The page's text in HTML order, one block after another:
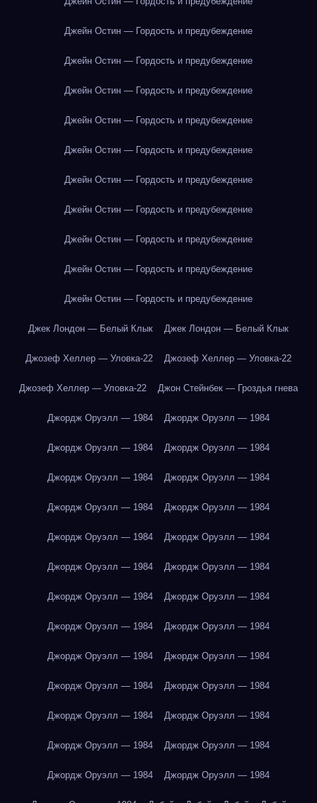
Джейн Остин — Гордость и предубеждение
Джейн Остин — Гордость и предубеждение
Джейн Остин — Гордость и предубеждение
Джейн Остин — Гордость и предубеждение
Джейн Остин — Гордость и предубеждение
Джейн Остин — Гордость и предубеждение
Джейн Остин — Гордость и предубеждение
Джейн Остин — Гордость и предубеждение
Джейн Остин — Гордость и предубеждение
Джейн Остин — Гордость и предубеждение
Джек Лондон — Белый Клык Джек Лондон — Белый Клык
Джозеф Хеллер — Уловка-22 Джозеф Хеллер — Уловка-22
Джозеф Хеллер — Уловка-22 Джон Стейнбек — Гроздья гнева
Джордж Оруэлл — 1984 Джордж Оруэлл — 1984
Джордж Оруэлл — 1984 Джордж Оруэлл — 1984
Джордж Оруэлл — 1984 Джордж Оруэлл — 1984
Джордж Оруэлл — 1984 Джордж Оруэлл — 1984
Джордж Оруэлл — 1984 Джордж Оруэлл — 1984
Джордж Оруэлл — 1984 Джордж Оруэлл — 1984
Джордж Оруэлл — 1984 Джордж Оруэлл — 1984
Джордж Оруэлл — 1984 Джордж Оруэлл — 1984
Джордж Оруэлл — 1984 Джордж Оруэлл — 1984
Джордж Оруэлл — 1984 Джордж Оруэлл — 1984
Джордж Оруэлл — 1984 Джордж Оруэлл — 1984
Джордж Оруэлл — 1984 Джордж Оруэлл — 1984
Джордж Оруэлл — 1984 Джордж Оруэлл — 1984